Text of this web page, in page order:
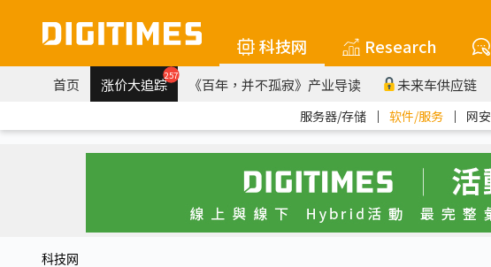
科技网 Research
首页 涨价大追踪257 《百年，并不孤寂》产业导读 未来车供应链
服务器/存储 ｜ 软件/服务 ｜ 网安
科技网